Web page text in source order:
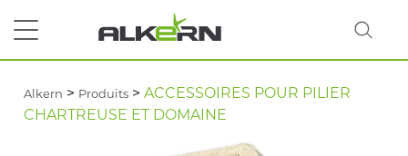
RECHERCHER
Alkern > Produits >ACCESSOIRES POUR PILIER
CHARTREUSE ET DOMAINE